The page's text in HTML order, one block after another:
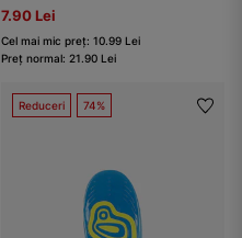
7.90 Lei
Cel mai mic preț: 10.99 Lei
Preț normal: 21.90 Lei
Reduceri 74%